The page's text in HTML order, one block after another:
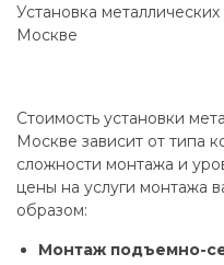
Установка
Москве
Стоимость установки
Москве зависит от типа
сложности монтажа и
цены на услуги монтажа
образом:
Монтаж подъемно-